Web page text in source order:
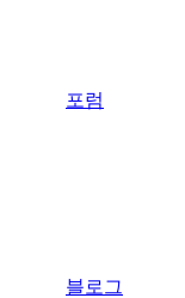
포럼
블로그